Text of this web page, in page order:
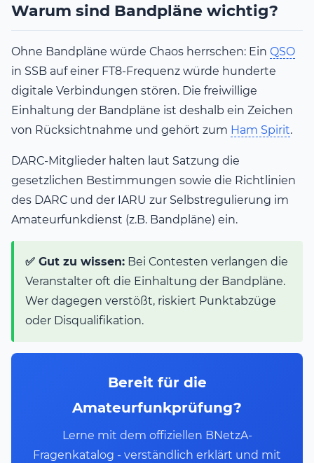
Warum sind Bandpläne wichtig?
Ohne Bandpläne würde Chaos herrschen: Ein QSO
in SSB auf einer FT8-Frequenz würde hunderte
digitale Verbindungen stören. Die freiwillige
Einhaltung der Bandpläne ist deshalb ein Zeichen
von Rücksichtnahme und gehört zum Ham Spirit.
DARC-Mitglieder halten laut Satzung die
gesetzlichen Bestimmungen sowie die Richtlinien
des DARC und der IARU zur Selbstregulierung im
Amateurfunkdienst (z.B. Bandpläne) ein.
✅ Gut zu wissen: Bei Contesten verlangen die
Veranstalter oft die Einhaltung der Bandpläne.
Wer dagegen verstößt, riskiert Punktabzüge
oder Disqualifikation.
Bereit für die
Amateurfunkprüfung?
Lerne mit dem offiziellen BNetzA-
Fragenkatalog - verständlich erklärt und mit